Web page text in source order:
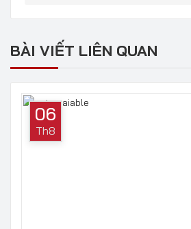
BÀI VIẾT LIÊN QUAN
06
Th8